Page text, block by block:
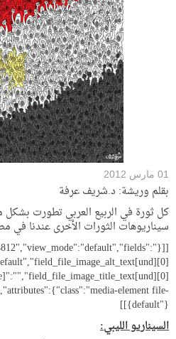
01 مارس 2012
بقلم وريشة: د.شريف عرفة
كل ثورة في الربيع العربي تطورت
سيناريوهات الثورات الأخرى عندنا في
element file-
default"}}]]
السيناريو الليبي: